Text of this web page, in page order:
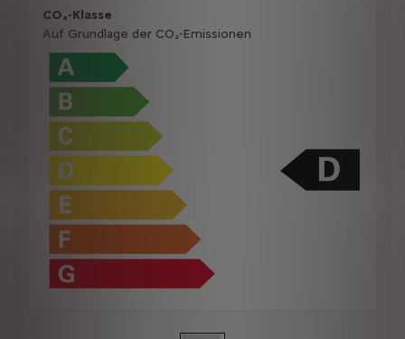
CO₂-Klasse
Auf Grundlage der CO₂-Emissionen